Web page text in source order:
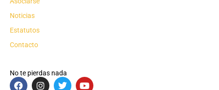
Noticias
Estatutos
Contacto
No te pierdas nada
F
I
T
Y